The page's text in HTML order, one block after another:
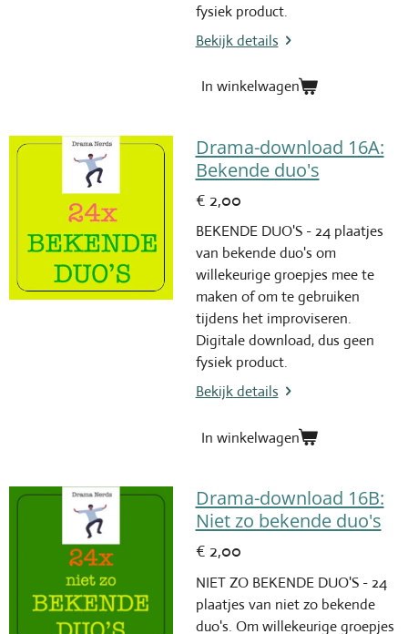
fysiek product.
Bekijk details
In winkelwagen
Drama-download 16A:
Bekende duo's
€ 2,00
BEKENDE DUO'S - 24 plaatjes
van bekende duo's om
willekeurige groepjes mee te
maken of om te gebruiken
tijdens het improviseren.
Digitale download, dus geen
fysiek product.
Bekijk details
In winkelwagen
Drama-download 16B:
Niet zo bekende duo's
€ 2,00
NIET ZO BEKENDE DUO'S - 24
plaatjes van niet zo bekende
duo's. Om willekeurige groepjes